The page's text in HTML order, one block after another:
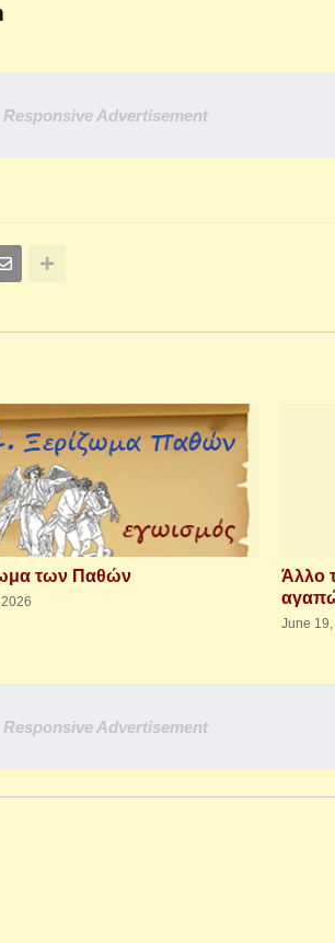
Responsive Advertisement
των Παθών
Άλλο
June
Responsive Advertisement